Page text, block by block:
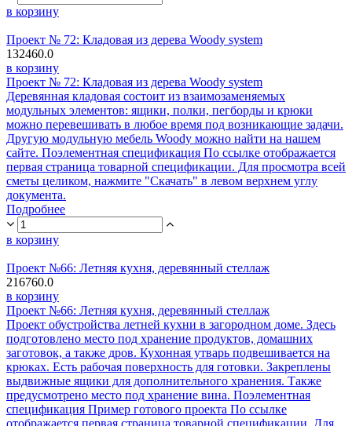
в корзину
Проект № 72: Кладовая из дерева Woody system
132460.0
в корзину
Проект № 72: Кладовая из дерева Woody system
Деревянная кладовая состоит из взаимозаменяемых
модульных элементов: ящики, полки, пегборды и крюки
можно перевешивать в любое время под возникающие задачи.
Другую модульную мебель Woody можно найти на нашем
сайте. Поэлементная спецификация По ссылке отображается
первая страница товарной спецификации. Для просмотра всей
сметы целиком, нажмите "Скачать" в левом верхнем углу
документа.
Подробнее
в корзину
Проект №66: Летняя кухня, деревянный стеллаж
216760.0
в корзину
Проект №66: Летняя кухня, деревянный стеллаж
Проект обустройства летней кухни в загородном доме. Здесь
подготовлено место под хранение продуктов, домашних
заготовок, а также дров. Кухонная утварь подвешивается на
крюках. Есть рабочая поверхность для готовки. Закреплены
выдвижные ящики для дополнительного хранения. Также
предусмотрено место под хранение вина. Поэлементная
спецификация Пример готового проекта По ссылке
отображается первая страница товарной спецификации. Для